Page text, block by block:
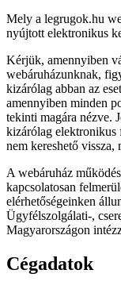
Mely a legrugok.hu
nyújtott elektronikus
Kérjük, amennyiben
webáruházunknak,
kizárólag abban az
amennyiben minden
tekinti magára nézve.
kizárólag elektronikus
nem kereshető vissza,
A webáruház
kapcsolatosan
elérhetőségeinken
Ügyfélszolgálati-,
Magyarországon
Cégadatok